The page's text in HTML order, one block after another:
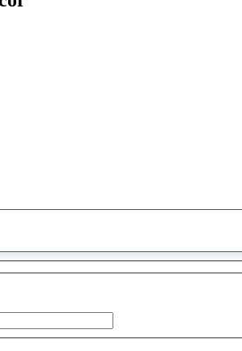
sugestão
encontrada